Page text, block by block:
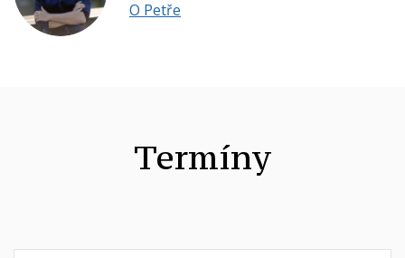
O Petře
Termíny